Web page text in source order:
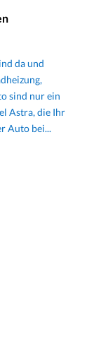
da und
sind nur ein
Astra, die Ihr
Auto bei...